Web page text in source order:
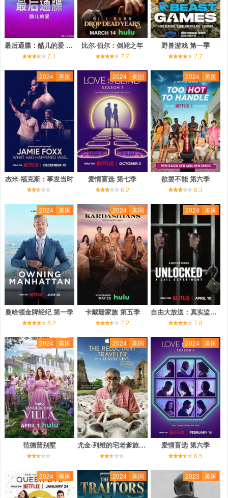
最后通牒：酷儿的爱 第二季
7.1
比尔·伯尔：倒毙之年
7.7
野兽游戏 第一季
7.7
2024 美国
杰米·福克斯：事发当时
2024 美国
爱情盲选 第七季
6.2
2024 美国
欲罢不能 第六季
6.3
2024 美国
曼哈顿金牌经纪 第一季
8.2
2024 美国
卡戴珊家族 第五季
7.2
2024 美国
自由大放送：真实监狱实验
7.8
2024 美国
范德普别墅
2024 美国
尤金·列维的宅老爹旅行 第二季
2024 美国
爱情盲选 第六季
6.5
2024 美国 2024 美国 2023 美国